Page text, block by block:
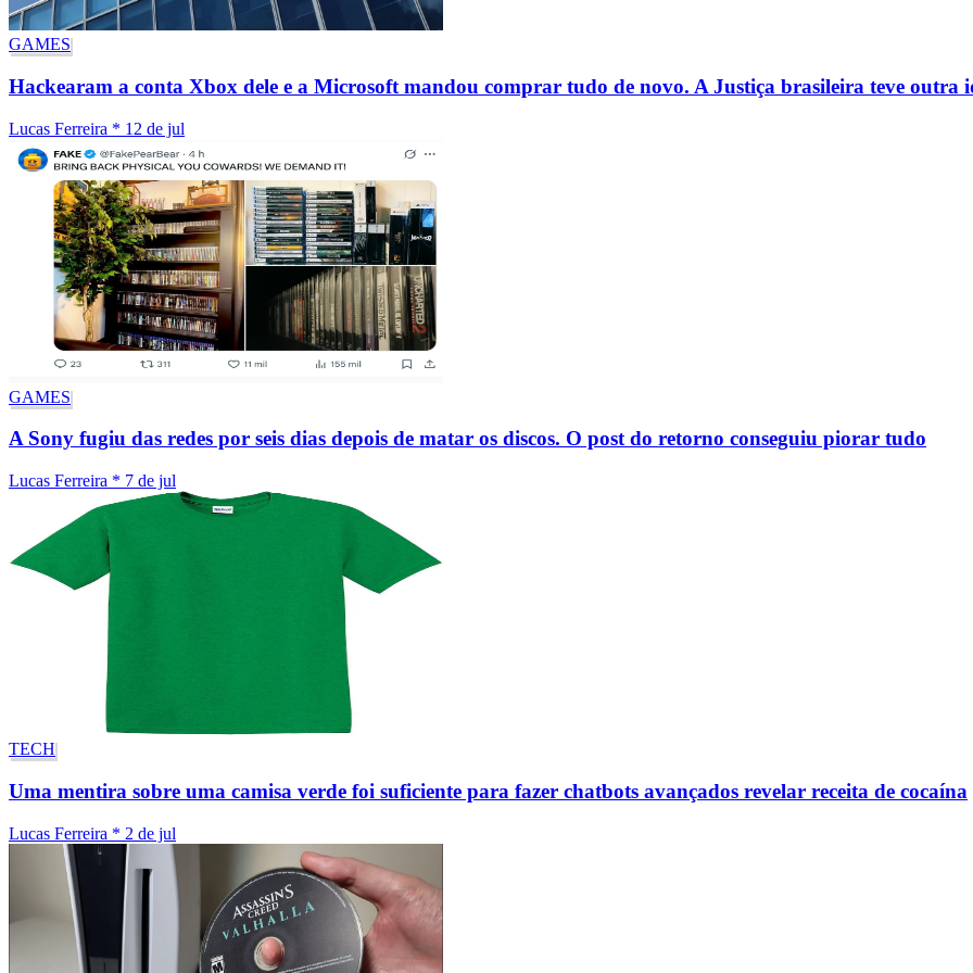
GAMES
Hackearam a conta Xbox dele e a Microsoft mandou comprar tudo de novo. A Justiça brasileira teve outra
Lucas Ferreira * 12 de jul
GAMES
A Sony fugiu das redes por seis dias depois de matar os discos. O post do retorno conseguiu piorar tudo
Lucas Ferreira * 7 de jul
TECH
Uma mentira sobre uma camisa verde foi suficiente para fazer chatbots avançados revelar receita de cocaína
Lucas Ferreira * 2 de jul